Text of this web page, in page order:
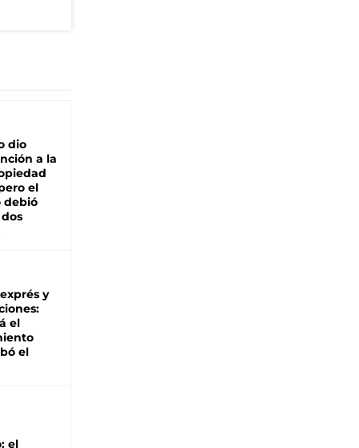
dio
a la
el
debió
y
el
el
el